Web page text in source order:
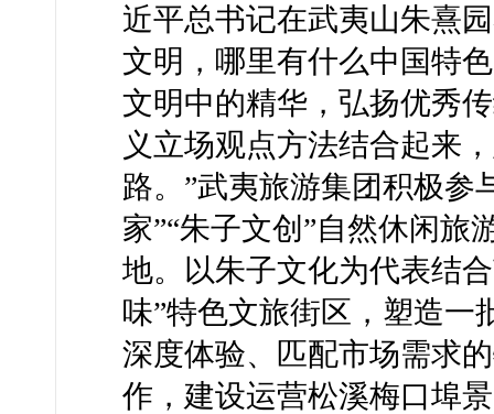
近平总书记在武夷山朱熹
文明，哪里有什么中国特
文明中的精华，弘扬优秀
义立场观点方法结合起来
路。”武夷旅游集团积极参
家”“朱子文创”自然休闲旅
地。以朱子文化为代表结
味”特色文旅街区，塑造一
深度体验、匹配市场需求
作，建设运营松溪梅口埠